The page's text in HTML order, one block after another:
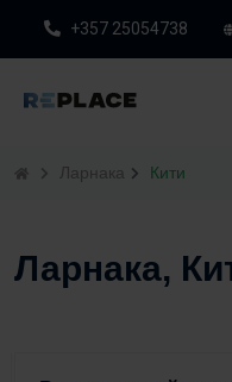
+357 25054738
Ларнака Кити
Ларнака,